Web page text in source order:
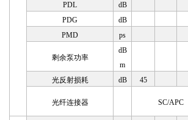
PDL
dB
PDG
dB
PMD
ps
剩余泵功率
dB
m
光反射损耗 dB 45
光纤连接器 SC/APC